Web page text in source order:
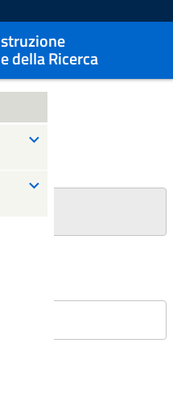
della Ricerca